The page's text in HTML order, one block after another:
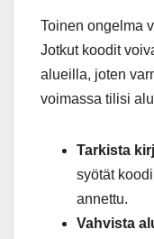
Toinen ongelma
Jotkut koodit
alueilla, joten
voimassa tilisi
Tarkista
syötät
annettu.
Vahvista